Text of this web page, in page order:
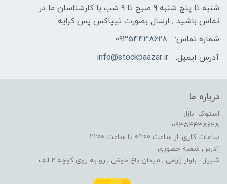
شنبه تا پنج شنبه 9 صبح تا 9 شب با کارشناسان ما در
تماس باشید , ارسال بصورت تیپاکس پس کرایه
شماره تماس:
09354438628
آدرس ایمیل:
info@stockbaazar.ir
درباره ما
استوک بازار
09354438628
ساعات کاری: از ساعت 09:00 تا ساعت 21:00
آدرس شعبه حضوری :
شیراز - بلوار زرهی , میدان باغ حوض , رو به روی کوچه 2 الف